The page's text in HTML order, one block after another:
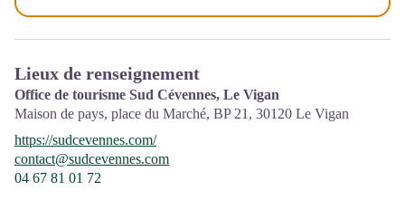
Lieux de renseignement
Office de tourisme Sud Cévennes, Le Vigan
Maison de pays, place du Marché, BP 21, 30120 Le Vigan
https://sudcevennes.com/
contact@sudcevennes.com
04 67 81 01 72